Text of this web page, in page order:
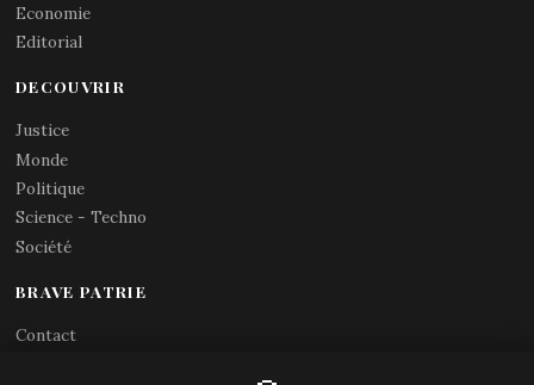
Economie
Editorial
DECOUVRIR
Justice
Monde
Politique
Science - Techno
Société
BRAVE PATRIE
Contact